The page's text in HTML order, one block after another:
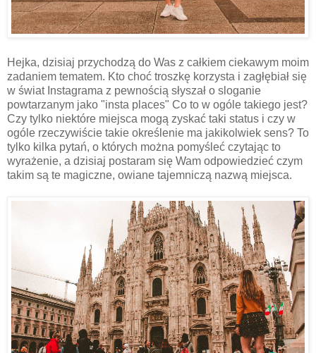
Hejka, dzisiaj przychodzą do Was z całkiem ciekawym moim
zadaniem tematem. Kto choć troszkę korzysta i zagłębiał się
w świat Instagrama z pewnością słyszał o sloganie
powtarzanym jako "insta places" Co to w ogóle takiego jest?
Czy tylko niektóre miejsca mogą zyskać taki status i czy w
ogóle rzeczywiście takie określenie ma jakikolwiek sens? To
tylko kilka pytań, o których można pomyśleć czytając to
wyrażenie, a dzisiaj postaram się Wam odpowiedzieć czym
takim są te magiczne, owiane tajemniczą nazwą miejsca.